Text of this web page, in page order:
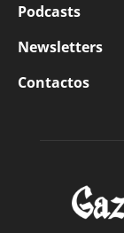
Podcasts
Newsletters
Contactos